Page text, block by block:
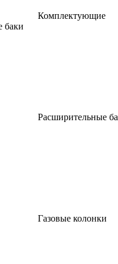
Комплектующие
баки
Расширительные
Газовые колонки